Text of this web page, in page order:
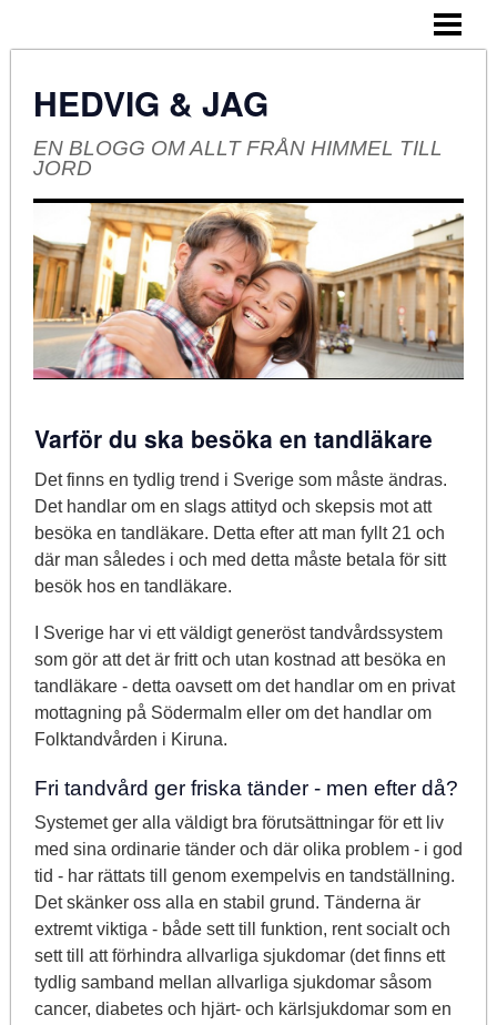
HEDVIG & JAG
EN BLOGG OM ALLT FRÅN HIMMEL TILL
JORD
Varför du ska besöka en tandläkare
Det finns en tydlig trend i Sverige som måste ändras.
Det handlar om en slags attityd och skepsis mot att
besöka en tandläkare. Detta efter att man fyllt 21 och
där man således i och med detta måste betala för sitt
besök hos en tandläkare.
I Sverige har vi ett väldigt generöst tandvårdssystem
som gör att det är fritt och utan kostnad att besöka en
tandläkare - detta oavsett om det handlar om en privat
mottagning på Södermalm eller om det handlar om
Folktandvården i Kiruna.
Fri tandvård ger friska tänder - men efter då?
Systemet ger alla väldigt bra förutsättningar för ett liv
med sina ordinarie tänder och där olika problem - i god
tid - har rättats till genom exempelvis en tandställning.
Det skänker oss alla en stabil grund. Tänderna är
extremt viktiga - både sett till funktion, rent socialt och
sett till att förhindra allvarliga sjukdomar (det finns ett
tydlig samband mellan allvarliga sjukdomar såsom
cancer, diabetes och hjärt- och kärlsjukdomar som en